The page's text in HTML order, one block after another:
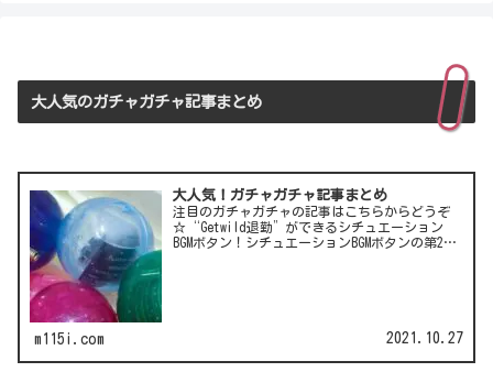
大人気のガチャガチャ記事まとめ
大人気！ガチャガチャ記事まとめ
注目のガチャガチャの記事はこちらからどうぞ
☆“Getwild退勤”ができるシチュエーション
BGMボタン！シチュエーションBGMボタンの第2
m115i.com 2021.10.27